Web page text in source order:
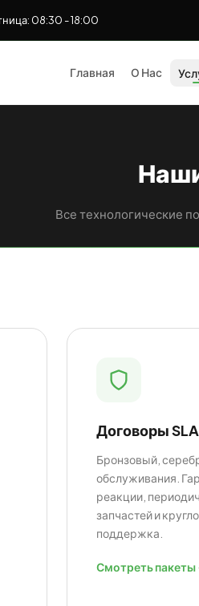
08:30 - 18:00
Главная О Нас
Все технологические
Договоры SLA
Бронзовый,
обслуживания.
реакции,
запчастей и
поддержка.
Смотреть пакеты